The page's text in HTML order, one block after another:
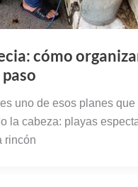
cómo
uno de esos planes que
la cabeza: playas
rincón